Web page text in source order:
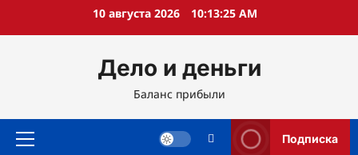
10 августа 2026 10:13:25 AM
Дело и деньги
Баланс прибыли
Основное
Подписка